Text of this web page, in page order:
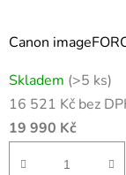
Canon
Skladem (>5 ks)
16 521 Kč bez
19 990 Kč